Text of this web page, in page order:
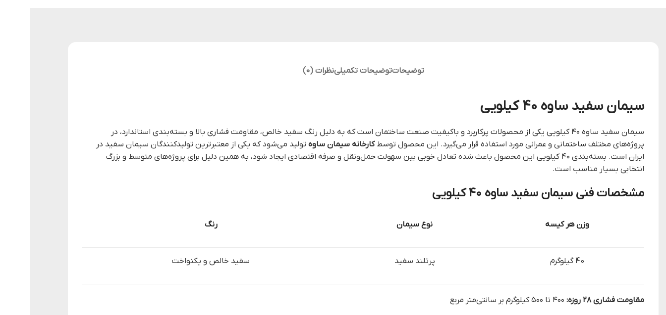
توضیحاتتوضیحات تکمیلینظرات (0)
سیمان سفید ساوه 40 کیلویی
سیمان سفید ساوه ۴۰ کیلویی یکی از محصولات پرکاربرد و باکیفیت صنعت ساختمان است که به دلیل رنگ سفید خالص، مقاومت فشاری بالا و بسته‌بندی استاندارد، در
پروژه‌های مختلف ساختمانی و عمرانی مورد استفاده قرار می‌گیرد. این محصول توسطکارخانه سیمان ساوه تولید می‌شود که یکی از معتبرترین تولیدکنندگان سیمان سفید در
ایران است. بسته‌بندی ۴۰ کیلویی این محصول باعث شده تعادل خوبی بین سهولت حمل‌ونقل و صرفه اقتصادی ایجاد شود، به همین دلیل برای پروژه‌های متوسط و بزرگ
انتخابی بسیار مناسب است.
مشخصات فنی سیمان سفید ساوه 40 کیلویی
وزن هر کیسه نوع سیمان رنگ
40 گیلوگرم پرتلند سفید سفید خالص و یکنواخت
مقاومت فشاری ۲۸ روزه: